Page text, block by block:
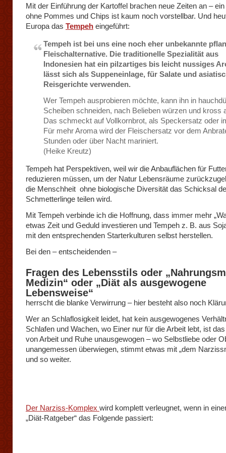
Mit der Einführung der Kartoffel brachen neue Zeiten an –
ohne Pommes und Chips ist kaum noch vorstellbar. Und
Europa das Tempeh eingeführt:
Tempeh ist bei uns eine noch eher unbekannte
Fleischalternative. Die traditionelle Spezialität aus
Indonesien hat ein pilzartiges bis leicht nussiges
lässt sich als Suppeneinlage, für Salate und
Reisgerichte verwenden.
Wer Tempeh ausprobieren möchte, kann ihn in
Scheiben schneiden, nach Belieben würzen und kross
Das schmeckt auf Vollkornbrot, als Speckersatz oder
Für mehr Aroma wird der Fleischersatz vor dem
Stunden oder über Nacht mariniert.
(Heike Kreutz)
Tempeh hat Perspektiven, weil wir die Anbauflächen für
reduzieren müssen, um der Natur Lebensräume
die Menschheit ohne biologische Diversität das Schicksal
Schmetterlinge teilen wird.
Mit Tempeh verbinde ich die Hoffnung, dass immer mehr
etwas Zeit und Geduld investieren und Tempeh z. B. aus
mit den entsprechenden Starterkulturen selbst herstellen.
Bei den – entscheidenden –
Fragen des Lebensstils oder
Medizin“ oder „Diät als ausgewogene
Lebensweise“
herrscht die blanke Verwirrung – hier besteht also noch
Wer an Schlaflosigkeit leidet, hat kein ausgewogenes
Schlafen und Wachen, wo Einer nur für die Arbeit lebt, ist
von Arbeit und Ruhe unausgewogen – wo Selbstliebe oder
unangemessen überwiegen, stimmt etwas mit „dem
und so weiter.
Der Narziss-Komplex wird komplett verleugnet, wenn in
„Diät-Ratgeber“ das Folgende passiert: